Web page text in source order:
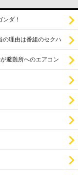
ダ！
の理由は番組のセクハ
避難所へのエアコン